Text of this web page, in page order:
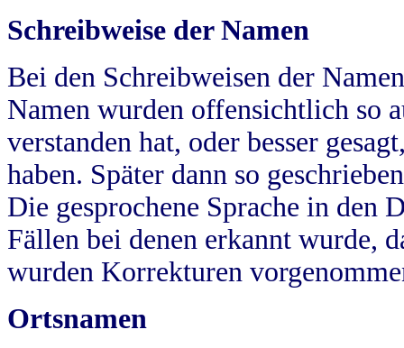
Schreibweise der Namen
Bei den Schreibweisen der
Namen wurden offensichtlich so
verstanden hat, oder besser
haben. Später dann so
Die gesprochene Sprache in
Fällen bei denen erkannt wurde,
wurden Korrekturen
Ortsnamen